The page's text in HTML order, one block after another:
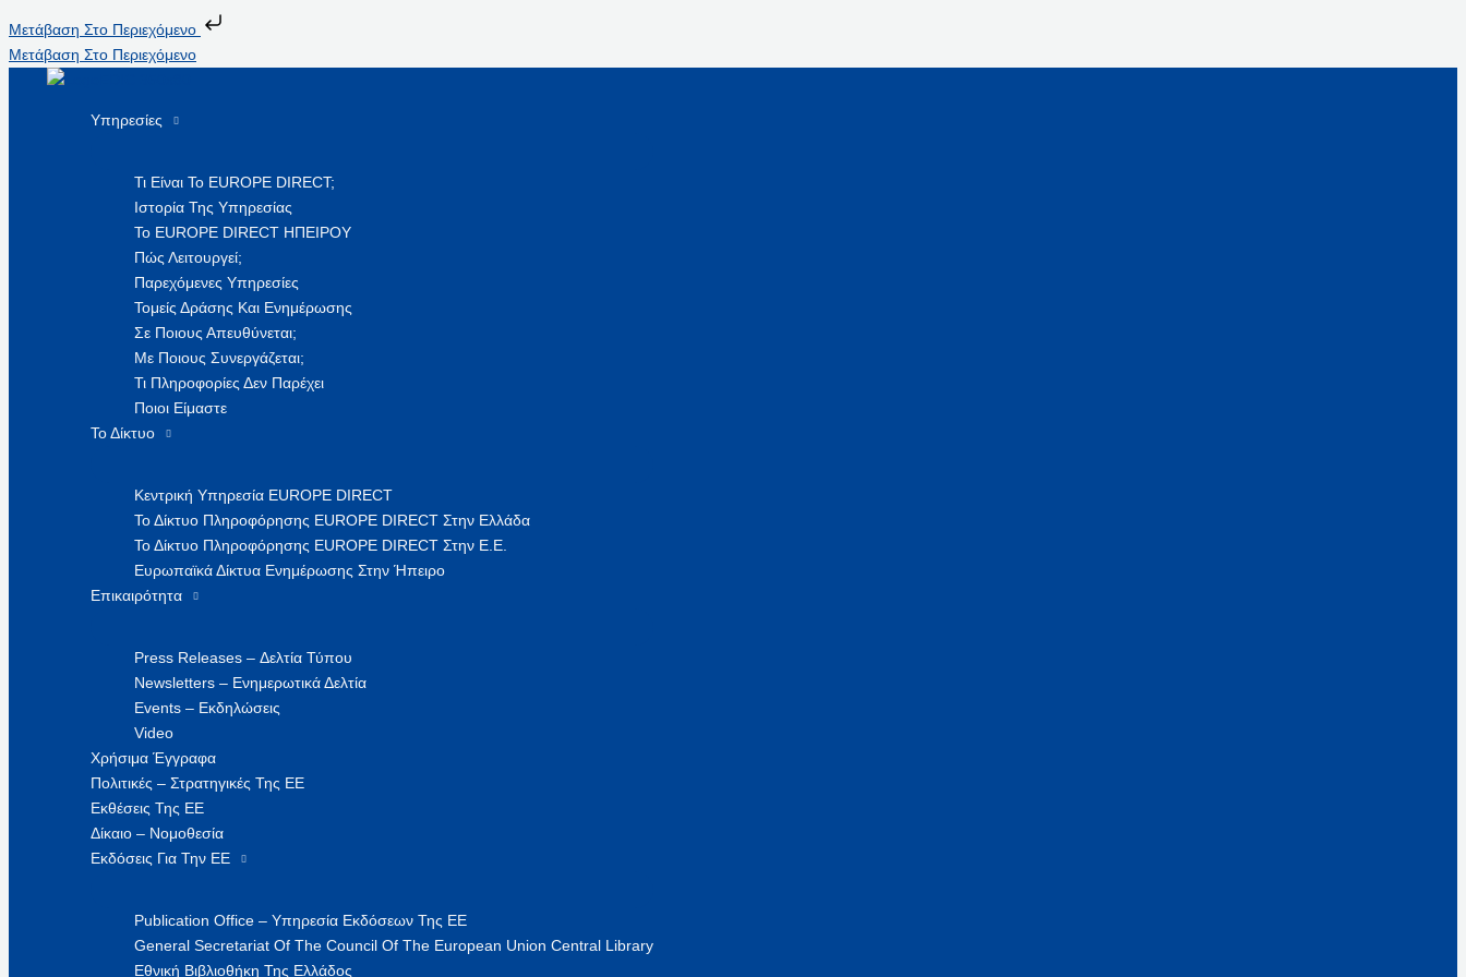
Μετάβαση Στο Περιεχόμενο
Μετάβαση Στο Περιεχόμενο
Υπηρεσίες
Τι Είναι Το EUROPE DIRECT;
Ιστορία Της Υπηρεσίας
Το EUROPE DIRECT ΗΠΕΙΡΟΥ
Πώς Λειτουργεί;
Παρεχόμενες Υπηρεσίες
Τομείς Δράσης Και Ενημέρωσης
Σε Ποιους Απευθύνεται;
Με Ποιους Συνεργάζεται;
Τι Πληροφορίες Δεν Παρέχει
Ποιοι Είμαστε
Το Δίκτυο
Κεντρική Υπηρεσία EUROPE DIRECT
Το Δίκτυο Πληροφόρησης EUROPE DIRECT Στην Ελλάδα
Το Δίκτυο Πληροφόρησης EUROPE DIRECT Στην Ε.Ε.
Ευρωπαϊκά Δίκτυα Ενημέρωσης Στην Ήπειρο
Επικαιρότητα
Press Releases – Δελτία Τύπου
Newsletters – Ενημερωτικά Δελτία
Events – Εκδηλώσεις
Video
Χρήσιμα Έγγραφα
Πολιτικές – Στρατηγικές Της ΕΕ
Εκθέσεις Της ΕΕ
Δίκαιο – Νομοθεσία
Εκδόσεις Για Την ΕΕ
Publication Office – Υπηρεσία Εκδόσεων Της ΕΕ
General Secretariat Of The Council Of The European Union Central Library
Εθνική Βιβλιοθήκη Της Ελλάδος